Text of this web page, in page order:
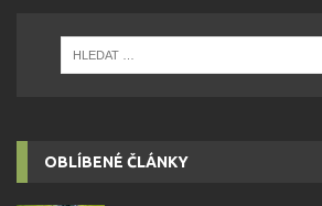
OBLÍBENÉ ČLÁNKY